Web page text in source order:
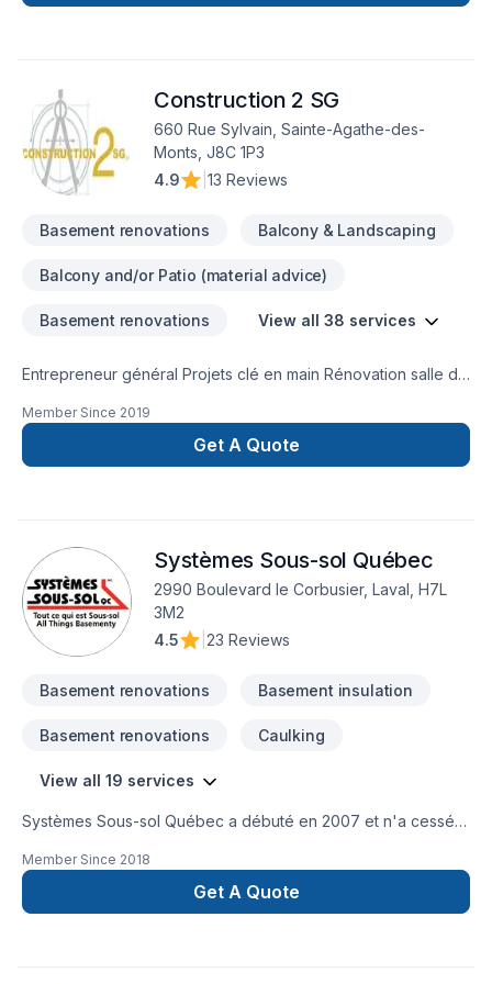
Salle de bain, Sous-sol dans les secteurs de
et un service clé en main irréprochable. Confiez votre projet
à une équipe qui a à cœur votre satisfaction.
Construction 2 SG
660 Rue Sylvain, Sainte-Agathe-des-
Monts, J8C 1P3
4.9
13 Reviews
Basement renovations Balcony & Landscaping
Balcony and/or Patio (material advice)
Basement renovations View all 38 services
Entrepreneur général Projets clé en main Rénovation salle de
et une en Estrie pour mieux vous servir
Member Since 2019
Get A Quote
Systèmes Sous-sol Québec
2990 Boulevard le Corbusier, Laval, H7L
3M2
4.5
23 Reviews
Basement renovations Basement insulation
Basement renovations Caulking
View all 19 services
Systèmes Sous-sol Québec a débuté en 2007 et n'a cessé
d’une vaste expérience en construction, le fondateur, Michel
Haydamous, a décidé que l’étanchéité des sous-sols et la
réparation de fondations étaient exactement l’industrie qu’il
Member Since 2018
Get A Quote